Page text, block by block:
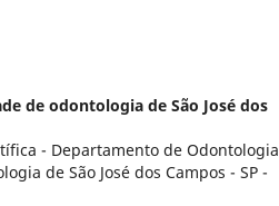
de odontologia de São José dos
- Departamento de Odontologia
de São José dos Campos - SP -